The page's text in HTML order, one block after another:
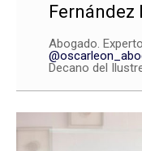
Fernández
Abogado.
Decano del